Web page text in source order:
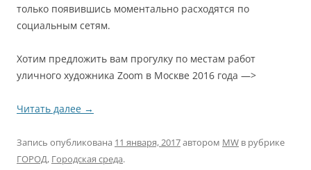
только появившись моментально расходятся по
социальным сетям.
Хотим предложить вам прогулку по местам работ
уличного художника Zoom в Москве 2016 года —>
Читать далее →
Запись опубликована 11 января, 2017автором MW в рубрике
ГОРОД, Городская среда.